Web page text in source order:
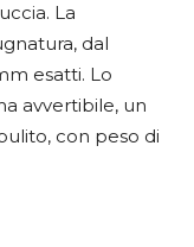
La
dal
esatti. Lo
avvertibile, un
con peso di